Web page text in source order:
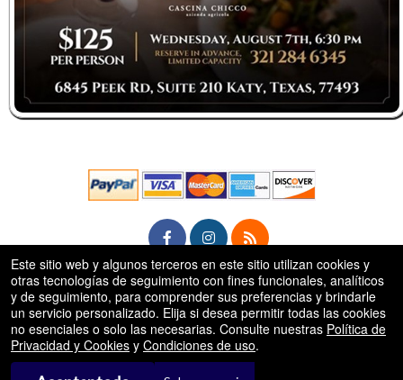
© Todos los Derechos Reservados.
50.28.84.148
Condiciones de uso
Este sitio web y algunos terceros en este sitio utilizan cookies y
otras tecnologías de seguimiento con fines funcionales, analíticos
y de seguimiento, para comprender sus preferencias y brindarle
un servicio personalizado. Elija si desea permitir todas las cookies
no esenciales o solo las necesarias. Consulte nuestras Política de
Privacidad y Cookies y Condiciones de uso.